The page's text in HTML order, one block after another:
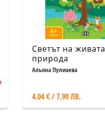
Светът на живата
природа
Альона Пулиаева
4.04 € / 7.90 ЛВ.